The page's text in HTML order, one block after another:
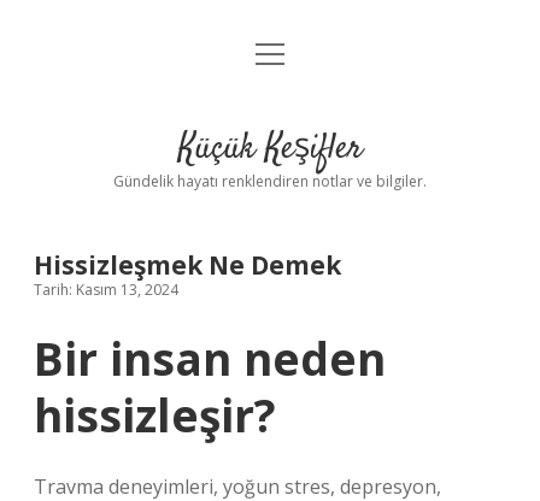
Anasayfa
Yasal Uyarı
menüyü
Küçük Keşifler
Gündelik hayatı renklendiren notlar ve bilgiler.
Hissizleşmek Ne Demek
Tarih: Kasım 13, 2024
Bir insan neden
hissizleşir?
Travma deneyimleri, yoğun stres, depresyon,